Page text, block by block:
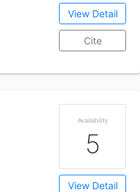
View Detail
Cite
Availability
5
View Detail